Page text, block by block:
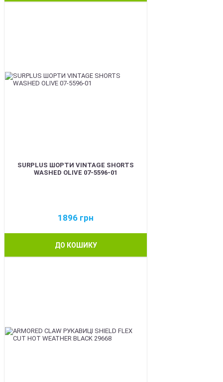
SURPLUS ШОРТИ VINTAGE SHORTS
WASHED OLIVE 07-5596-01
1896 грн
ДО КОШИКУ